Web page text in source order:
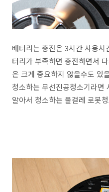
배터리는 충전은 3시간 사용
터리가 부족하면 충전하면서
은 크게 중요하지 않을수도 있
청소하는 무선진공청소기라면
알아서 청소하는 물걸레 로봇